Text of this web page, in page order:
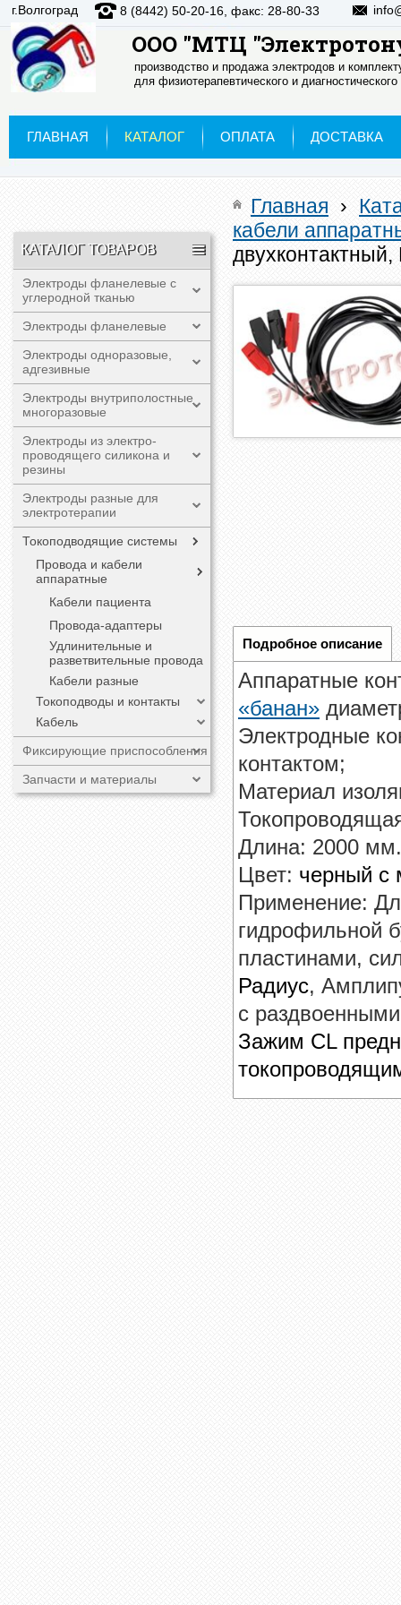
ООО "МТЦ
производство и продажа электродов и
для физиотерапевтического и
г.Волгоград 8 (8442) 50-20-16, факс: 28-80-33
ГЛАВНАЯ КАТАЛОГ ОПЛАТА ДОСТАВКА
КАТАЛОГ ТОВАРОВ
Электроды фланелевые с
углеродной тканью
Электроды фланелевые
Электроды одноразовые,
адгезивные
Электроды внутриполостные
многоразовые
Электроды из электро-
проводящего силикона и
резины
Электроды разные для
электротерапии
Токоподводящие системы
Провода и кабели
аппаратные
Кабели пациента
Провода-адаптеры
Удлинительные и
разветвительные провода
Кабели разные
Токоподводы и контакты
Кабель
Фиксирующие приспособления
Запчасти и материалы
Главная ›
кабели
Подробное описание
Аппаратные
«банан»
Электродные
контактом;
Материал
Длина: 2000
Цвет: черный с
Применение:
гидрофильной
пластинами,
Радиус,
с
Зажим CL